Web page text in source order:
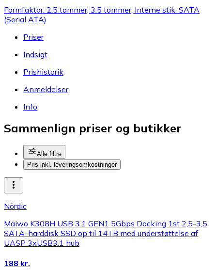
Formfaktor: 2.5 tommer, 3.5 tommer, Interne stik: SATA
(Serial ATA)
Priser
Indsigt
Prishistorik
Anmeldelser
Info
Sammenlign priser og butikker
Alle filtre
Pris inkl. leveringsomkostninger
Nördic
Maiwo K308H USB 3.1 GEN1 5Gbps Docking 1st 2,5-3,5
SATA-harddisk SSD op til 14TB med understøttelse af
UASP 3xUSB3.1 hub
188 kr.